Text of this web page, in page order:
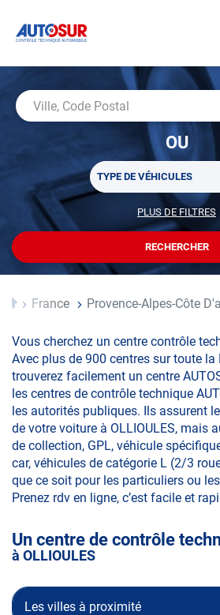
Code
Postal
OU
Sélectionner
un
plusieurs
recherche
TYPE DE VÉHICULES
PLUS DE FILTRES
POUR
PERSONNALISER
VOTRE
RECHERCHE
RECHERCHER
UN
CENTRE
AccueilFrance Provence-Alpes-Côte
Vous cherchez un centre contrôle
Avec plus de 900 centres sur toute la
trouverez facilement un centre
les centres de contrôle technique
les autorités publiques. Ils assurent
de votre voiture à OLLIOULES, mais
de collection, GPL, véhicule
car, véhicules de catégorie L (2/3
que ce soit pour les particuliers ou
Prenez rdv en ligne, c’est facile et
Un centre de contrôle
à OLLIOULES
Les villes à proximité